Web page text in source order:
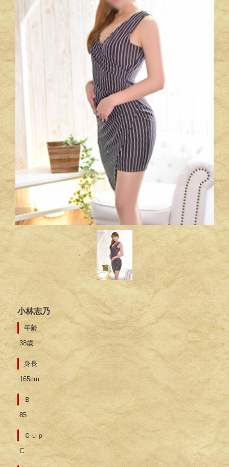
小林志乃
年齢
38歳
身長
165cm
Ｂ
85
Ｃｕｐ
C